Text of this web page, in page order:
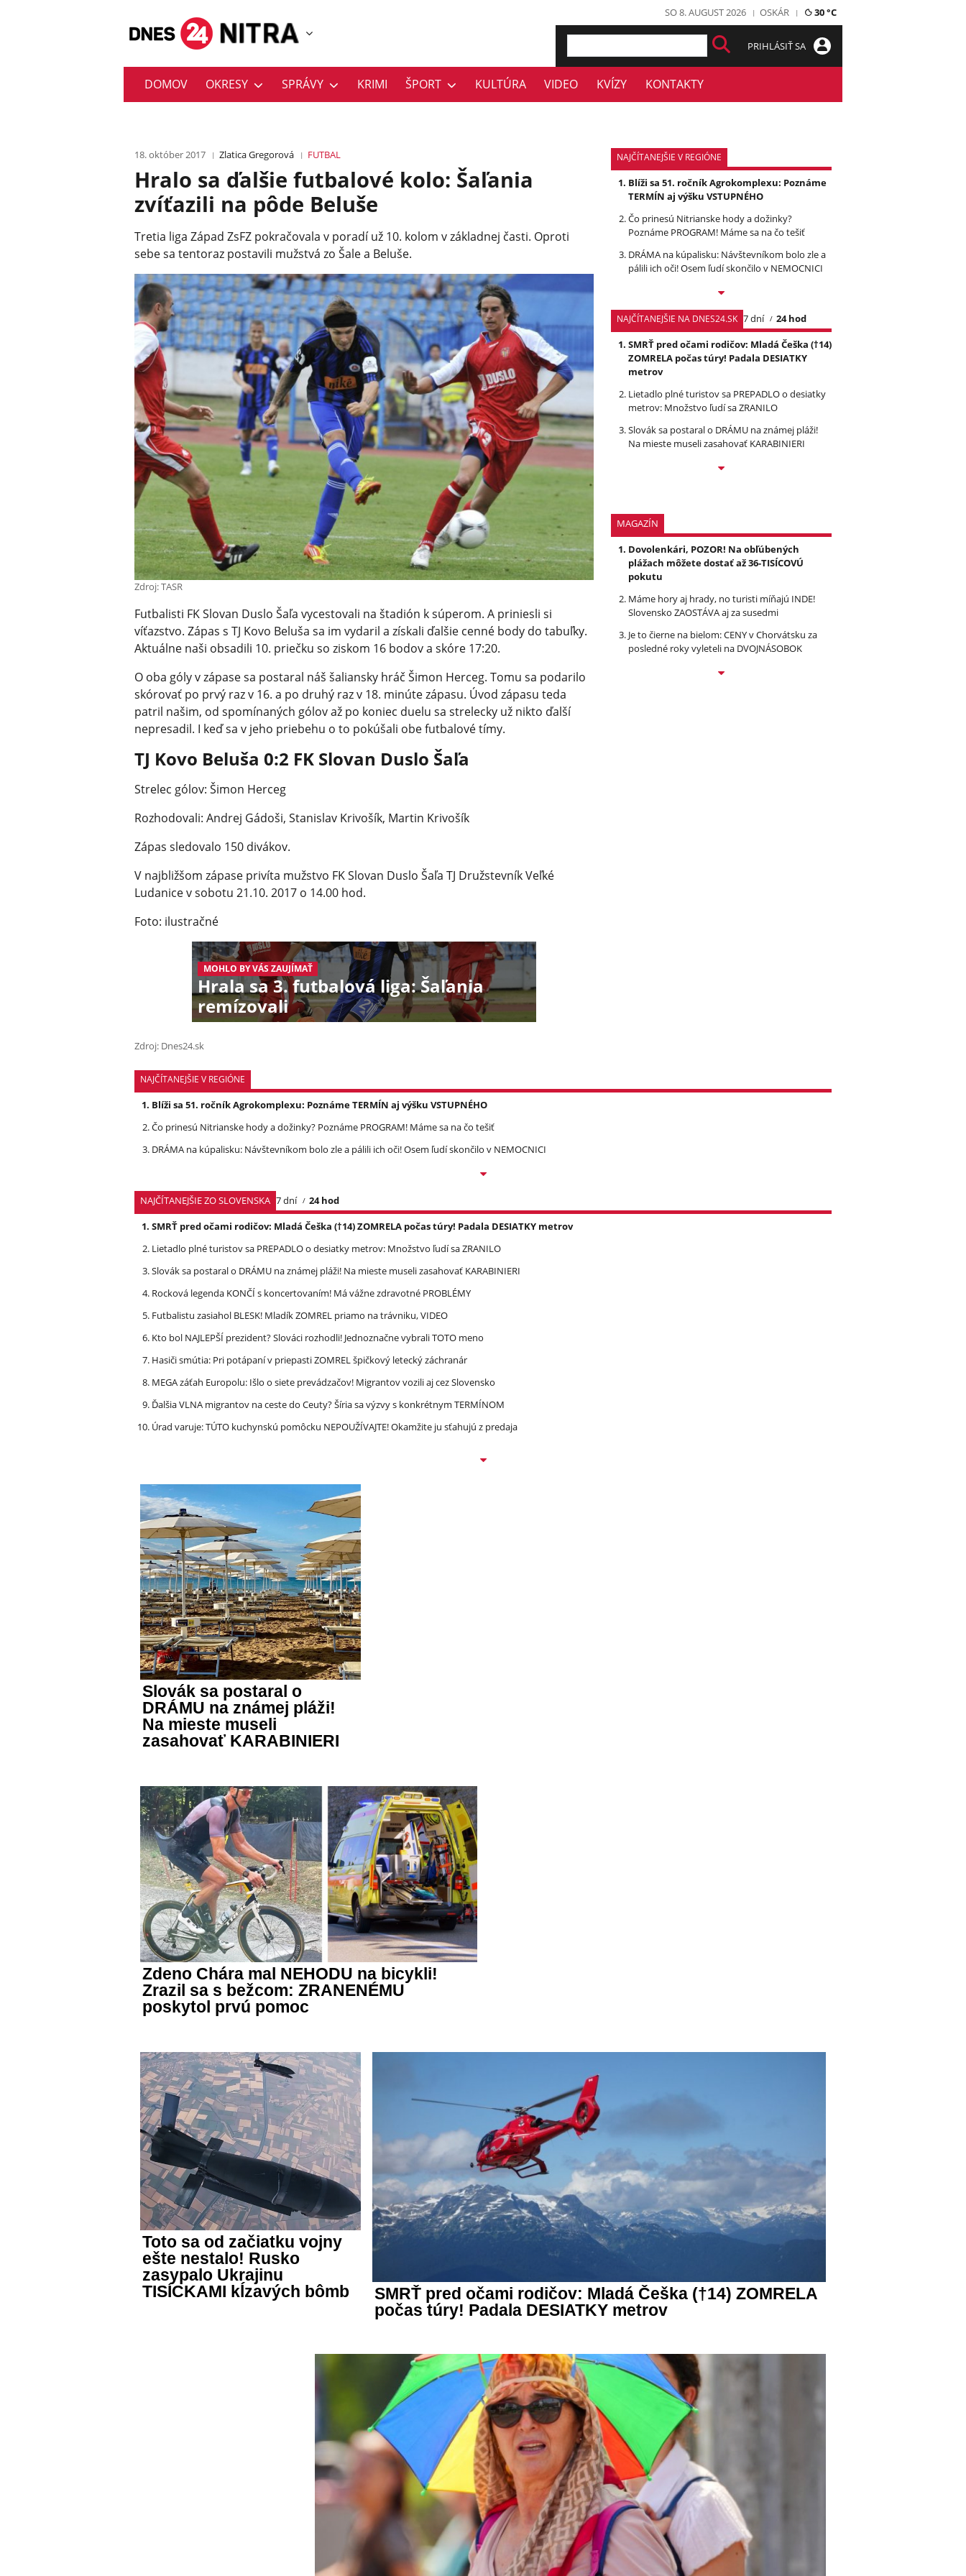
SO 8. AUGUST 2026 OSKÁR 30 °C
PRIHLÁSIŤ SA
DOMOV OKRESY SPRÁVY KRIMI ŠPORT KULTÚRA VIDEO KVÍZY KONTAKTY
18. október 2017 Zlatica Gregorová FUTBAL
Hralo sa ďalšie futbalové kolo: Šaľania
zvíťazili na pôde Beluše
Tretia liga Západ ZsFZ pokračovala v poradí už 10. kolom v základnej časti. Oproti
sebe sa tentoraz postavili mužstvá zo Šale a Beluše.
Zdroj: TASR
Futbalisti FK Slovan Duslo Šaľa vycestovali na štadión k súperom. A priniesli si
víťazstvo. Zápas s TJ Kovo Beluša sa im vydaril a získali ďalšie cenné body do tabuľky.
Aktuálne naši obsadili 10. priečku so ziskom 16 bodov a skóre 17:20.
O oba góly v zápase sa postaral náš šaliansky hráč Šimon Herceg. Tomu sa podarilo
skórovať po prvý raz v 16. a po druhý raz v 18. minúte zápasu. Úvod zápasu teda
patril našim, od spomínaných gólov až po koniec duelu sa strelecky už nikto ďalší
nepresadil. I keď sa v jeho priebehu o to pokúšali obe futbalové tímy.
TJ Kovo Beluša 0:2 FK Slovan Duslo Šaľa
Strelec gólov: Šimon Herceg
Rozhodovali: Andrej Gádoši, Stanislav Krivošík, Martin Krivošík
Zápas sledovalo 150 divákov.
V najbližšom zápase privíta mužstvo FK Slovan Duslo Šaľa TJ Družstevník Veľké
Ludanice v sobotu 21.10. 2017 o 14.00 hod.
Foto: ilustračné
MOHLO BY VÁS ZAUJÍMAŤ
Hrala sa 3. futbalová liga: Šaľania
remízovali
Zdroj: Dnes24.sk
NAJČÍTANEJŠIE V REGIÓNE
Blíži sa 51. ročník Agrokomplexu: Poznáme
TERMÍN aj výšku VSTUPNÉHO
Čo prinesú Nitrianske hody a dožinky?
Poznáme PROGRAM! Máme sa na čo tešiť
DRÁMA na kúpalisku: Návštevníkom bolo zle a
pálili ich oči! Osem ľudí skončilo v NEMOCNICI
NAJČÍTANEJŠIE NA DNES24.SK 7 dní
24 hod
SMRŤ pred očami rodičov: Mladá Češka (†14)
ZOMRELA počas túry! Padala DESIATKY
metrov
Lietadlo plné turistov sa PREPADLO o desiatky
metrov: Množstvo ľudí sa ZRANILO
Slovák sa postaral o DRÁMU na známej pláži!
Na mieste museli zasahovať KARABINIERI
MAGAZÍN
Dovolenkári, POZOR! Na obľúbených
plážach môžete dostať až 36-TISÍCOVÚ
pokutu
Máme hory aj hrady, no turisti míňajú INDE!
Slovensko ZAOSTÁVA aj za susedmi
Je to čierne na bielom: CENY v Chorvátsku za
posledné roky vyleteli na DVOJNÁSOBOK
NAJČÍTANEJŠIE V REGIÓNE
Blíži sa 51. ročník Agrokomplexu: Poznáme TERMÍN aj výšku VSTUPNÉHO
Čo prinesú Nitrianske hody a dožinky? Poznáme PROGRAM! Máme sa na čo tešiť
DRÁMA na kúpalisku: Návštevníkom bolo zle a pálili ich oči! Osem ľudí skončilo v NEMOCNICI
NAJČÍTANEJŠIE ZO SLOVENSKA 7 dní
24 hod
SMRŤ pred očami rodičov: Mladá Češka (†14) ZOMRELA počas túry! Padala DESIATKY metrov
Lietadlo plné turistov sa PREPADLO o desiatky metrov: Množstvo ľudí sa ZRANILO
Slovák sa postaral o DRÁMU na známej pláži! Na mieste museli zasahovať KARABINIERI
Rocková legenda KONČÍ s koncertovaním! Má vážne zdravotné PROBLÉMY
Futbalistu zasiahol BLESK! Mladík ZOMREL priamo na trávniku, VIDEO
Kto bol NAJLEPŠÍ prezident? Slováci rozhodli! Jednoznačne vybrali TOTO meno
Hasiči smútia: Pri potápaní v priepasti ZOMREL špičkový letecký záchranár
MEGA záťah Europolu: Išlo o siete prevádzačov! Migrantov vozili aj cez Slovensko
Ďalšia VLNA migrantov na ceste do Ceuty? Šíria sa výzvy s konkrétnym TERMÍNOM
Úrad varuje: TÚTO kuchynskú pomôcku NEPOUŽÍVAJTE! Okamžite ju sťahujú z predaja
Slovák sa postaral o
DRÁMU na známej pláži!
Na mieste museli
zasahovať KARABINIERI
Zdeno Chára mal NEHODU na bicykli!
Zrazil sa s bežcom: ZRANENÉMU
poskytol prvú pomoc
Toto sa od začiatku vojny
ešte nestalo! Rusko
zasypalo Ukrajinu
TISÍCKAMI kĺzavých bômb
SMRŤ pred očami rodičov: Mladá Češka (†14) ZOMRELA
počas túry! Padala DESIATKY metrov